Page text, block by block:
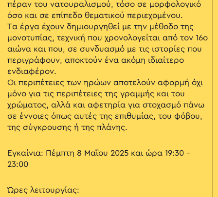
πέραν του νατουραλισμού, τόσο σε μορφολογικό
όσο και σε επίπεδο θεματικού περιεχομένου.
Τα έργα έχουν δημιουργηθεί με την μέθοδο της
μονοτυπίας, τεχνική που χρονολογείται από τον 16ο
αιώνα και που, σε συνδυασμό με τις ιστορίες που
περιγράφουν, αποκτούν ένα ακόμη ιδιαίτερο
ενδιαφέρον.
Οι περιπέτειες των ηρώων αποτελούν αφορμή όχι
μόνο για τις περιπέτειες της γραμμής και του
χρώματος, αλλά και αφετηρία για στοχασμό πάνω
σε έννοιες όπως αυτές της επιθυμίας, του φόβου,
της σύγκρουσης ή της πλάνης.
Εγκαίνια: Πέμπτη 8 Μαΐου 2025 και ώρα 19:30 -
23:00
Ώρες λειτουργίας: